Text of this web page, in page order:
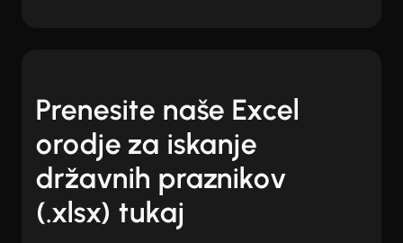
Prenesite naše Excel
orodje za iskanje
državnih praznikov
(.xlsx) tukaj